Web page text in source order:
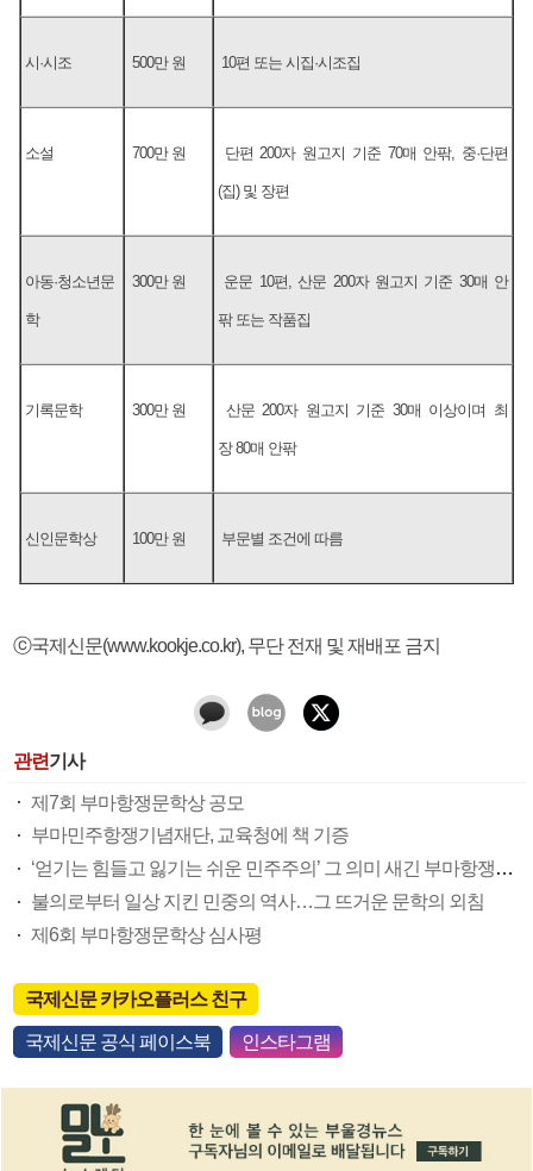
시·시조 500만 원 10편 또는 시집·시조집
소설 700만 원 단편 200자 원고지 기준 70매 안팎, 중·단편
(집) 및 장편
아동·청소년문
학
300만 원 운문 10편, 산문 200자 원고지 기준 30매 안
팎 또는 작품집
기록문학 300만 원 산문 200자 원고지 기준 30매 이상이며 최
장 80매 안팎
신인문학상 100만 원 부문별 조건에 따름
ⓒ국제신문(www.kookje.co.kr), 무단 전재 및 재배포 금지
관련기사
제7회 부마항쟁문학상 공모
부마민주항쟁기념재단, 교육청에 책 기증
‘얻기는 힘들고 잃기는 쉬운 민주주의’ 그 의미 새긴 부마항쟁문학제
불의로부터 일상 지킨 민중의 역사…그 뜨거운 문학의 외침
제6회 부마항쟁문학상 심사평
국제신문 카카오플러스 친구
국제신문 공식 페이스북 인스타그램